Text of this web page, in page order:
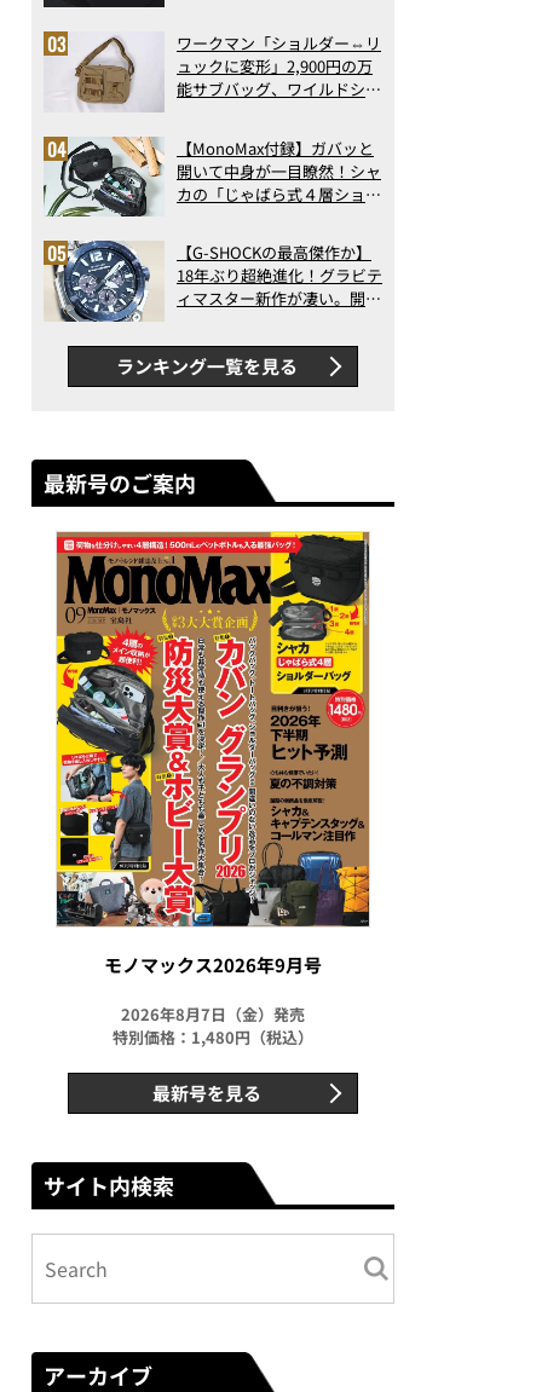
アの実力
ワークマン「ショルダー⇔リ
ュックに変形」2,900円の万
能サブバッグ、ワイルドシン
記事ランキングベスト3】
（2026年6月版）
【MonoMax付録】ガバッと
開いて中身が一目瞭然！シャ
カの「じゃばら式４層ショル
った！
【G-SHOCKの最高傑作か】
18年ぶり超絶進化！グラビテ
ィマスター新作が凄い。開発
新ムーブメントの衝撃
ランキング一覧を見る
最新号のご案内
モノマックス2026年9月号
2026年8月7日（金）発売
特別価格：1,480円（税込）
最新号を見る
サイト内検索
アーカイブ